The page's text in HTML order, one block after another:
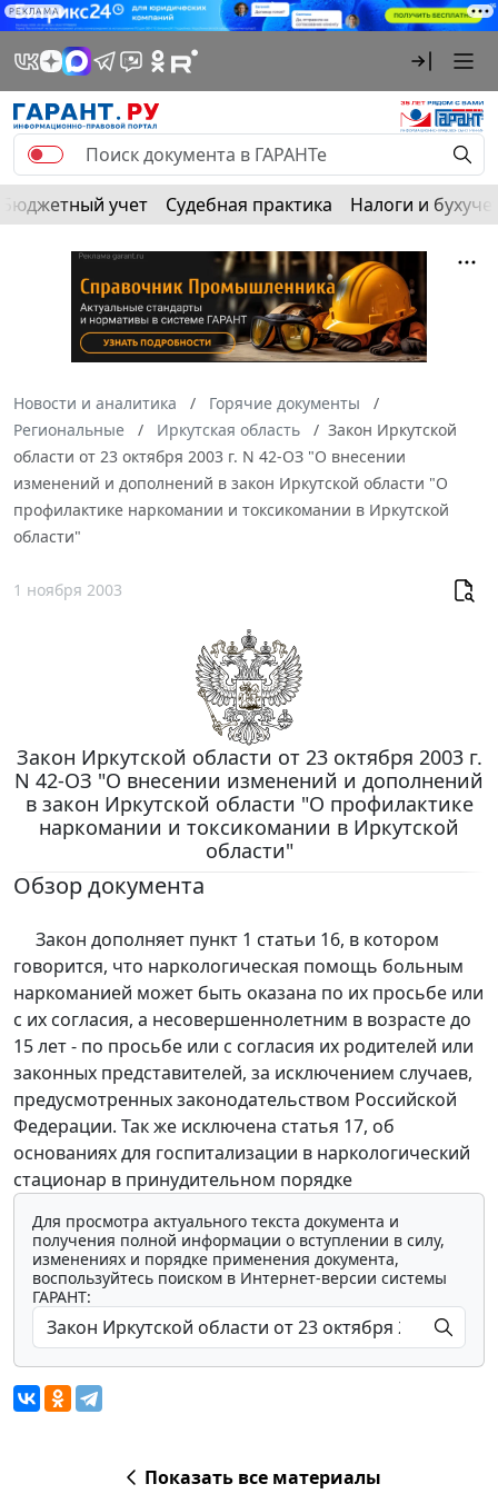
РЕКЛАМА
Бюджетный учет Судебная практика Налоги и
Новости и аналитика
Горячие документы
Региональные
Иркутская область
Закон Иркутской
области от 23 октября 2003 г. N 42-ОЗ "О внесении
изменений и дополнений в закон Иркутской области "О
профилактике наркомании и токсикомании в Иркутской
области"
1 ноября 2003
Закон Иркутской области от 23 октября 2003 г.
N 42-ОЗ "О внесении изменений и дополнений
в закон Иркутской области "О профилактике
наркомании и токсикомании в Иркутской
области"
Обзор документа
Закон дополняет пункт 1 статьи 16, в котором
говорится, что наркологическая помощь больным
наркоманией может быть оказана по их просьбе или
с их согласия, а несовершеннолетним в возрасте до
15 лет - по просьбе или с согласия их родителей или
законных представителей, за исключением случаев,
предусмотренных законодательством Российской
Федерации. Так же исключена статья 17, об
основаниях для госпитализации в наркологический
стационар в принудительном порядке
Для просмотра актуального текста документа и
получения полной информации о вступлении в силу,
изменениях и порядке применения документа,
воспользуйтесь поиском в Интернет-версии системы
ГАРАНТ:
Показать все материалы